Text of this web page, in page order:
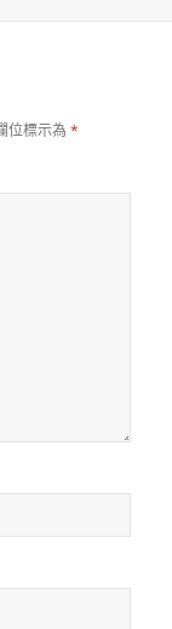
位標示為*